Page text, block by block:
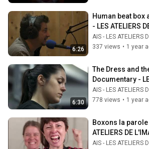
6:26
Human beat box
- LES ATELIERS
SON
AIS - LES ATELIERS
337 views • 1 year
6:30
The Dress and
Documentary -
L'IMAGE ET DU
AIS - LES ATELIERS
778 views • 1 year
Boxons la parole
ATELIERS DE
AIS - LES ATELIERS